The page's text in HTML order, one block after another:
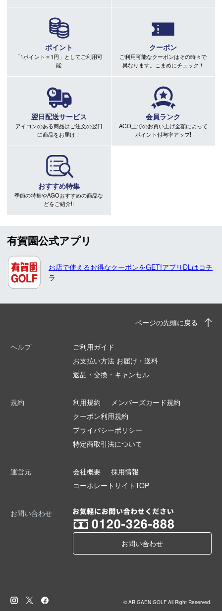
ポイント
「1ポイント＝1円」としてご利用可
能
クーポン
ご利用可能なクーポンはその時々で
異なります。こまめにチェック！
翌日配送サービス
アイコンのある商品はご注文の翌日
に商品をお届け！
会員ランク
AGO上でのお買い上げ金額によって
ポイント付与率アップ!
おすすめ特集
季節の特集やAGOおすすめの商品な
どをご紹介!!
有賀園公式アプリ
お店で使えるお得なクーポンをGET!アプリDLはコチ
ラ
ページの先頭に戻る
ヘルプ
ご利用ガイド
お支払い方法 お届け・送料
返品・交換・キャンセル
規約 利用規約
メンバーズカード規約
クーポン利用規約
プライバシーポリシー
特定商取引法について
運営元 会社概要
採用情報
コーポレートサイトTOP
お問い合わせ
お問い合わせ
© ARIGAEN GOLF All Right Reserved.